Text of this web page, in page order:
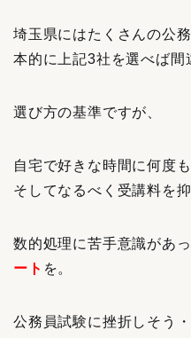
埼玉県にはたくさんの公
本的に上記3社を選べば間
選び方の基準ですが、
自宅で好きな時間に何度
そしてなるべく受講料を
数的処理に苦手意識があ
ート を。
公務員試験に挫折しそう